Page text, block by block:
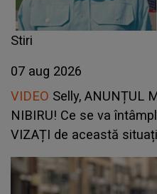
Stiri
07 aug 2026
VIDEO Selly, ANUNȚUL
NIBIRU! Ce se va
VIZAȚI de această